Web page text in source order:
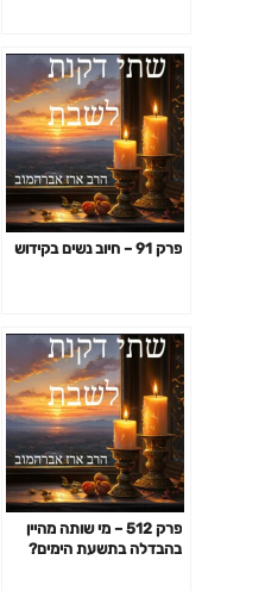
פרק 91 – חיוב נשים בקידוש
פרק 512 – מי שותה מהיין
בהבדלה בתשעת הימים?